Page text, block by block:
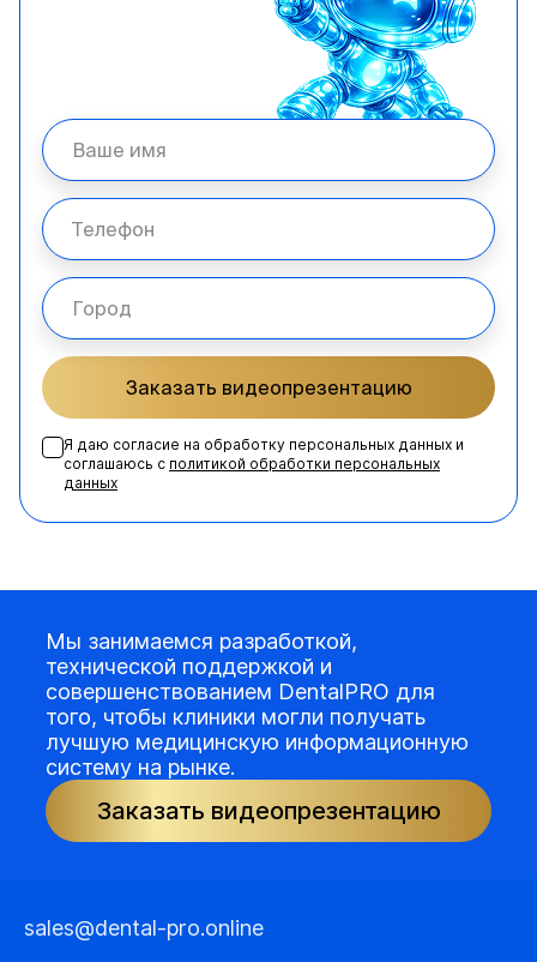
Заказать видеопрезентацию
Я даю согласие на обработку персональных данных и
соглашаюсь с политикой обработки персональных
данных
Мы занимаемся разработкой,
технической поддержкой и
совершенствованием DentalPRO для
того, чтобы клиники могли получать
лучшую медицинскую информационную
систему на рынке.
Заказать видеопрезентацию
sales@dental-pro.online